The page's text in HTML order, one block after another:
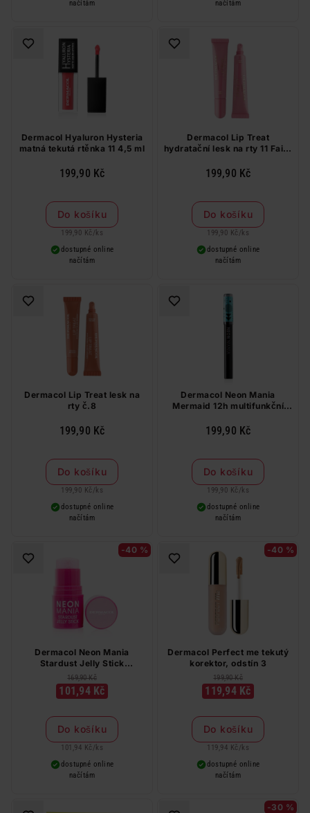
načítám načítám
Dermacol Hyaluron Hysteria
matná tekutá rtěnka 11 4,5 ml
199,90 Kč
Do košíku
199,90 Kč / ks
dostupné online
načítám
Dermacol Lip Treat
hydratační lesk na rty 11 Fairy
199,90 Kč
Do košíku
199,90 Kč / ks
dostupné online
načítám
Dermacol Lip Treat lesk na
rty č.8
199,90 Kč
Do košíku
199,90 Kč / ks
dostupné online
načítám
Dermacol Neon Mania
Mermaid 12h multifunkční
199,90 Kč
Do košíku
199,90 Kč / ks
dostupné online
načítám
-40 %
Dermacol Neon Mania
Stardust Jelly Stick
rozjasňovač č.1 Bloom 8 g
169,90 Kč
101,94 Kč
Do košíku
101,94 Kč / ks
dostupné online
načítám
-40 %
Dermacol Perfect me tekutý
korektor, odstín 3
199,90 Kč
119,94 Kč
Do košíku
119,94 Kč / ks
dostupné online
načítám
-30 %